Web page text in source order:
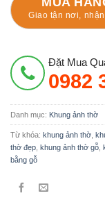
Giao tận nơi,
Đặt Mua
0982
Danh mục: Khung ảnh thờ
Từ khóa: khung ảnh thờ
thờ đẹp khung ảnh thờ gỗ
bằng gỗ